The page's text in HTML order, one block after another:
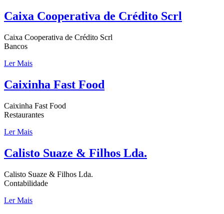
Caixa Cooperativa de Crédito Scrl
Caixa Cooperativa de Crédito Scrl
Bancos
Ler Mais
Caixinha Fast Food
Caixinha Fast Food
Restaurantes
Ler Mais
Calisto Suaze & Filhos Lda.
Calisto Suaze & Filhos Lda.
Contabilidade
Ler Mais